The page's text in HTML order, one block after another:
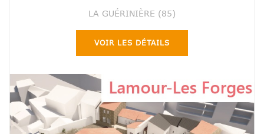
LA GUÉRINIÈRE (85)
VOIR LES DÉTAILS